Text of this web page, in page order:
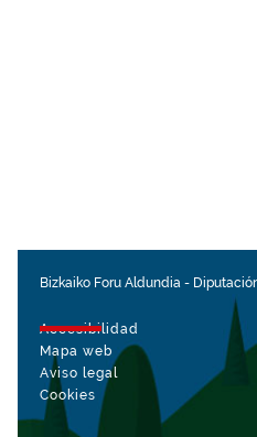
Bizkaiko Foru Aldundia -
Accesibilidad
Mapa web
Aviso legal
Cookies